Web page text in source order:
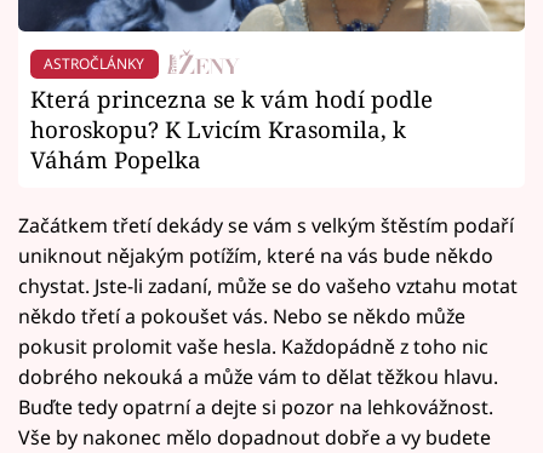
ASTROČLÁNKY
Která princezna se k vám hodí podle
horoskopu? K Lvicím Krasomila, k
Váhám Popelka
Začátkem třetí dekády se vám s velkým štěstím podaří
uniknout nějakým potížím, které na vás bude někdo
chystat. Jste-li zadaní, může se do vašeho vztahu motat
někdo třetí a pokoušet vás. Nebo se někdo může
pokusit prolomit vaše hesla. Každopádně z toho nic
dobrého nekouká a může vám to dělat těžkou hlavu.
Buďte tedy opatrní a dejte si pozor na lehkovážnost.
Vše by nakonec mělo dopadnout dobře a vy budete